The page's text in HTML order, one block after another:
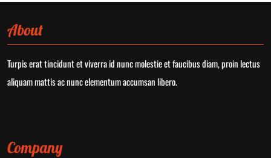
About
Turpis erat tincidunt et viverra id nunc molestie et faucibus diam, proin lectus
aliquam mattis ac nunc elementum accumsan libero.
Company